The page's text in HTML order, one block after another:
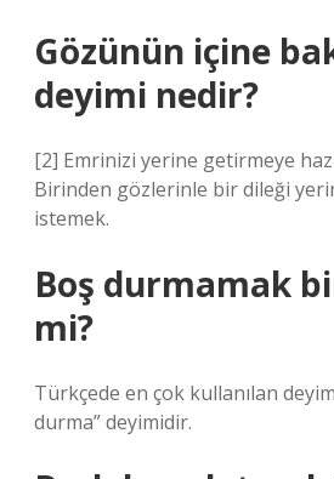
Gözünün içine
deyimi nedir?
[2] Emrinizi yerine getirmeye
Birinden gözlerinle bir dileği
istemek.
Boş durmamak
mi?
Türkçede en çok kullanılan
durma” deyimidir.